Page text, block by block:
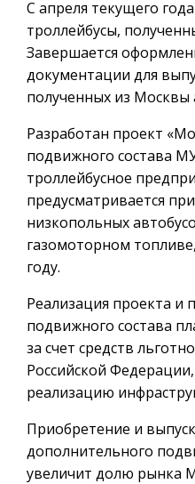
С апреля текущего
троллейбусы,
Завершается
документации для
полученных из Москвы
Разработан проект
подвижного состава
троллейбусное
предусматривается
низкопольных
газомоторном
году.
Реализация проекта и
подвижного состава
за счет средств
Российской
реализацию
Приобретение и
дополнительного
увеличит долю рынка